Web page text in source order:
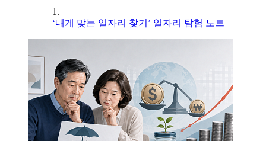
1.
‘내게 맞는 일자리 찾기’ 일자리 탐험 노트